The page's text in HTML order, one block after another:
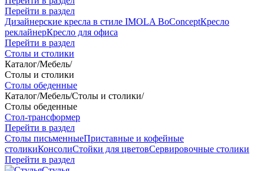
Перейти в раздел
Дизайнерские кресла в стиле IMOLA BoConceptКресло
реклайнерКресло для офиса
Перейти в раздел
Столы и столики
Каталог/Мебель/
Столы и столики
Столы обеденные
Каталог/Мебель/Столы и столики/
Столы обеденные
Стол-трансформер
Перейти в раздел
Столы письменныеПриставные и кофейные
столикиКонсолиСтойки для цветовСервировочные столики
Перейти в раздел